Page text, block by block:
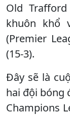
Old
khuôn khổ
(Premier
(15-3).
Đây sẽ là
hai đội bóng
Champions